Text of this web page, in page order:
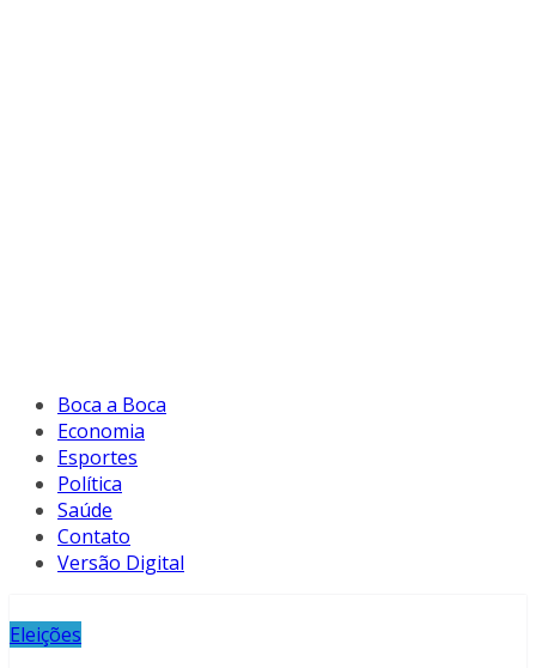
Boca a Boca
Economia
Esportes
Política
Saúde
Contato
Versão Digital
Eleições